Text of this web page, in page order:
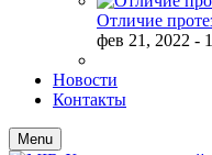
Отличие
фев 21, 2022 -
Новости
Контакты
Menu